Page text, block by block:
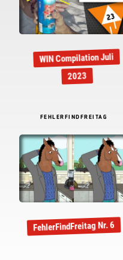
WIN Compilation Juli
2023
FEHLERFINDFREITAG
FehlerFindFreitag Nr. 6